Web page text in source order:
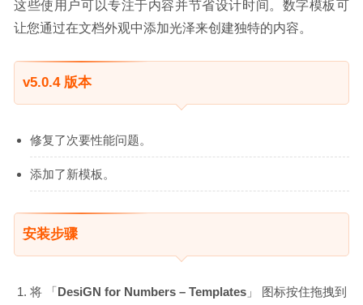
这些使用户可以专注于内容并节省设计时间。数字模板可
让您通过在文档外观中添加光泽来创建独特的内容。
v5.0.4 版本
修复了次要性能问题。
添加了新模板。
安装步骤
将 「DesiGN for Numbers – Templates 」 图标按住拖拽到